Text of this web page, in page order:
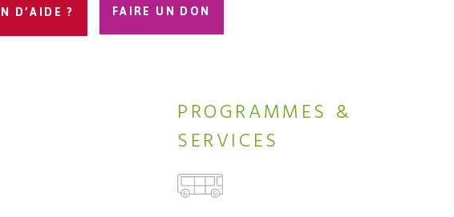
D’AIDE ? FAIRE UN DON
PROGRAMMES &
SERVICES